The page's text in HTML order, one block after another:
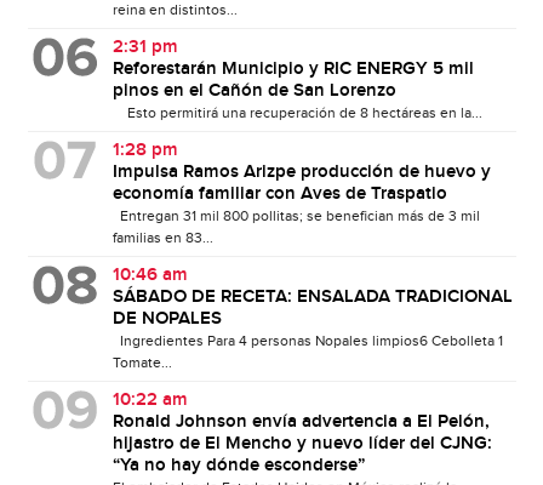
reina en distintos...
2:31 pm
Reforestarán Municipio y RIC ENERGY 5 mil
pinos en el Cañón de San Lorenzo
Esto permitirá una recuperación de 8 hectáreas en la...
1:28 pm
Impulsa Ramos Arizpe producción de huevo y
economía familiar con Aves de Traspatio
Entregan 31 mil 800 pollitas; se benefician más de 3 mil
familias en 83...
10:46 am
SÁBADO DE RECETA: ENSALADA TRADICIONAL
DE NOPALES
Ingredientes Para 4 personas Nopales limpios6 Cebolleta 1
Tomate...
10:22 am
Ronald Johnson envía advertencia a El Pelón,
hijastro de El Mencho y nuevo líder del CJNG:
“Ya no hay dónde esconderse”